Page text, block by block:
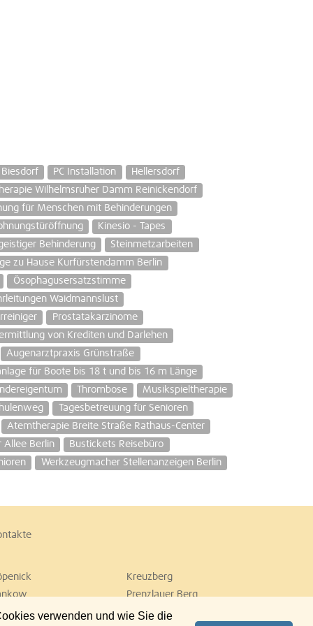
verwenden und wie Sie die
PC Installation
Hellersdorf
Wilhelmsruher Damm Reinickendorf
für Menschen mit Behinderungen
Kinesio - Tapes
Behinderung
Steinmetzarbeiten
zu Hause Kurfürstendamm Berlin
Ösophagusersatzstimme
Waidmannslust
Prostatakarzinome
von Krediten und Darlehen
Augenarztpraxis Grünstraße
für Boote bis 18 t und bis 16 m Länge
Thrombose
Musikspieltherapie
Tagesbetreuung für Senioren
Atemtherapie Breite Straße Rathaus-Center
Allee Berlin
Bustickets Reisebüro
Werkzeugmacher Stellenanzeigen Berlin
Kreuzberg
Prenzlauer Berg
Tiergarten